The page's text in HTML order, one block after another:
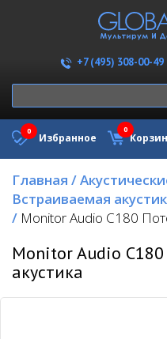
+7 (495) 308-00-49
Избранное
0 0
Главная /
Встраиваемая
/ Monitor Audio C180
Monitor Audio
акустика